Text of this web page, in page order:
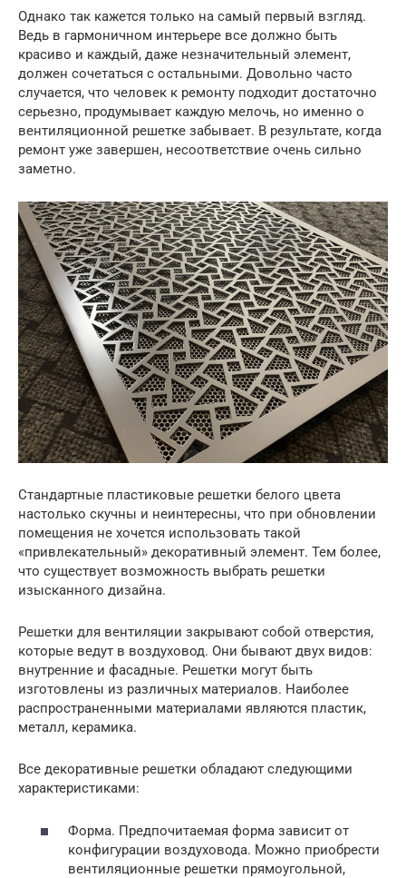
Однако так кажется только на самый первый взгляд.
Ведь в гармоничном интерьере все должно быть
красиво и каждый, даже незначительный элемент,
должен сочетаться с остальными. Довольно часто
случается, что человек к ремонту подходит достаточно
серьезно, продумывает каждую мелочь, но именно о
вентиляционной решетке забывает. В результате, когда
ремонт уже завершен, несоответствие очень сильно
заметно.
Стандартные пластиковые решетки белого цвета
настолько скучны и неинтересны, что при обновлении
помещения не хочется использовать такой
«привлекательный» декоративный элемент. Тем более,
что существует возможность выбрать решетки
изысканного дизайна.
Решетки для вентиляции закрывают собой отверстия,
которые ведут в воздуховод. Они бывают двух видов:
внутренние и фасадные. Решетки могут быть
изготовлены из различных материалов. Наиболее
распространенными материалами являются пластик,
металл, керамика.
Все декоративные решетки обладают следующими
характеристиками:
Форма. Предпочитаемая форма зависит от
конфигурации воздуховода. Можно приобрести
вентиляционные решетки прямоугольной,